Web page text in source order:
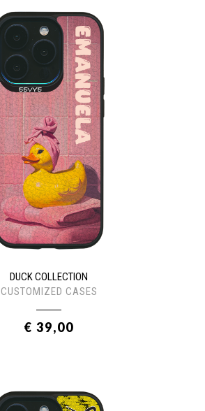
DUCK COLLECTION
CUSTOMIZED CASES
€ 39,00